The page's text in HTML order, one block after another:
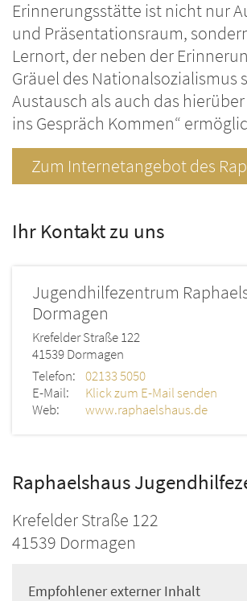
Erinnerungsstätte ist nicht nur
und Präsentationsraum,
Lernort, der neben der
Gräuel des Nationalsozialismus
Austausch als auch das
ins Gespräch Kommen“
Zum Internetangebot des
Ihr Kontakt zu uns
Jugendhilfezentrum
Dormagen
Krefelder Straße 122
41539Dormagen
Telefon: 02133 5050
E-Mail:
Klick zum E-Mail senden
Web:
www.raphaelshaus.de
Raphaelshaus
Krefelder Straße 122
41539 Dormagen
Empfohlener externer Inhalt